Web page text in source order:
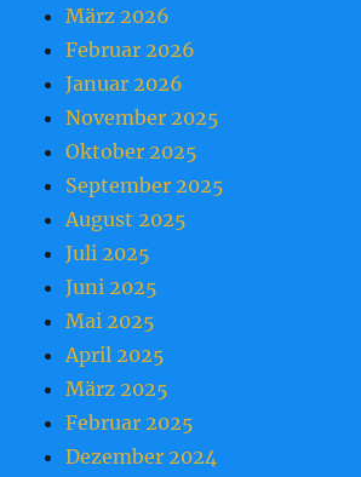
März 2026
Februar 2026
Januar 2026
November 2025
Oktober 2025
September 2025
August 2025
Juli 2025
Juni 2025
Mai 2025
April 2025
März 2025
Februar 2025
Dezember 2024